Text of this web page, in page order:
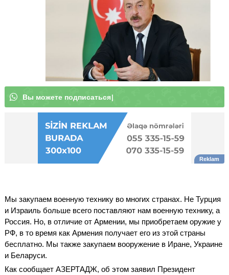
Вы |
Мы закупаем военную технику во многих странах. Не Турция
и Израиль больше всего поставляют нам военную технику, а
Россия. Но, в отличие от Армении, мы приобретаем оружие у
РФ, в то время как Армения получает его из этой страны
бесплатно. Мы также закупаем вооружение в Иране, Украине
и Беларуси.
Как сообщает АЗЕРТАДЖ, об этом заявил Президент